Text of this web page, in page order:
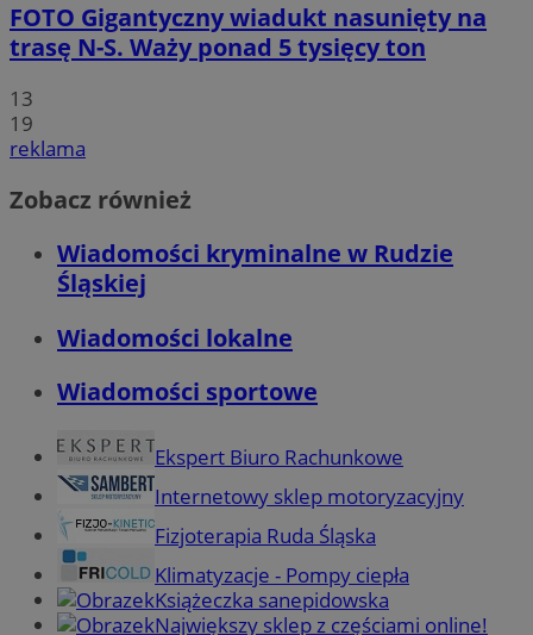
FOTO Gigantyczny wiadukt nasunięty na
trasę N-S. Waży ponad 5 tysięcy ton
13
19
reklama
Zobacz również
Wiadomości kryminalne w Rudzie
Śląskiej
Wiadomości lokalne
Wiadomości sportowe
Ekspert Biuro Rachunkowe
Internetowy sklep motoryzacyjny
Fizjoterapia Ruda Śląska
Klimatyzacje - Pompy ciepła
Książeczka sanepidowska
Największy sklep z częściami online!